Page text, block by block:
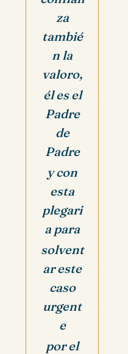
za
tambié
n la
valoro,
él es el
Padre
de
Padre
y con
esta
plegari
a para
solvent
ar este
caso
urgent
e
por el